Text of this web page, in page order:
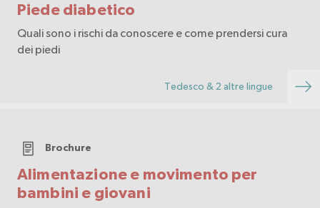
Piede diabetico
Quali sono i rischi da conoscere e come prendersi cura
dei piedi
Tedesco & 2 altre lingue
Alimentazione e movimento per
bambini e giovani
Brochure